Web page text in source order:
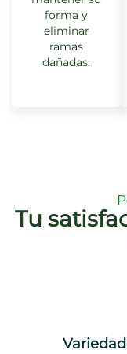
forma y
eliminar
ramas
dañadas.
Tu